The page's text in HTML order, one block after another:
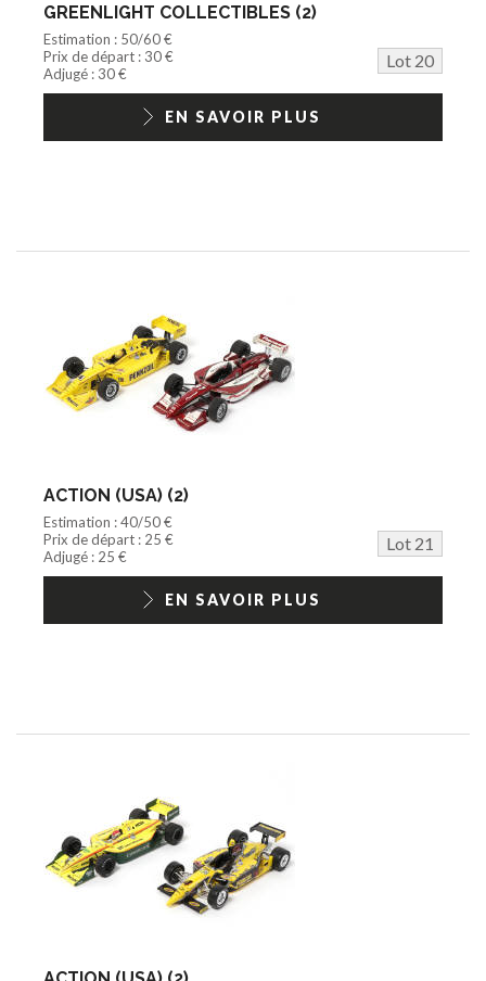
GREENLIGHT COLLECTIBLES (2)
Estimation : 50/60 €
Prix de départ : 30 €
Lot 20
Adjugé : 30 €
EN SAVOIR PLUS
ACTION (USA) (2)
Estimation : 40/50 €
Prix de départ : 25 €
Lot 21
Adjugé : 25 €
EN SAVOIR PLUS